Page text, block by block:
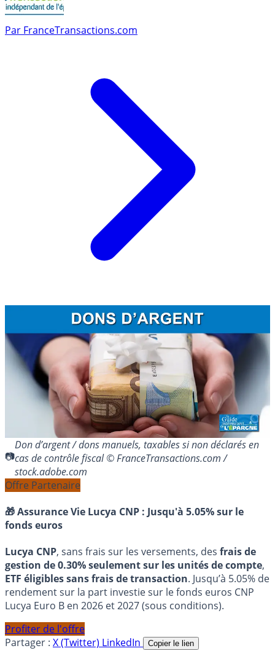
Par FranceTransactions.com
Don d’argent / dons manuels, taxables si non déclarés en
cas de contrôle fiscal © FranceTransactions.com /
stock.adobe.com
Offre Partenaire
🎁 Assurance Vie Lucya CNP : Jusqu'à 5.05% sur le
fonds euros
Lucya CNP, sans frais sur les versements, des frais de
gestion de 0.30% seulement sur les unités de compte,
ETF éligibles sans frais de transaction. Jusqu’à 5.05% de
rendement sur la part investie sur le fonds euros CNP
Lucya Euro B en 2026 et 2027 (sous conditions).
Profiter de l'offre
Partager : X (Twitter) LinkedIn Copier le lien